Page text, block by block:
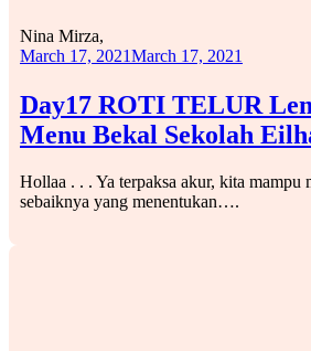
Day17 ROTI TELUR
Menu Bekal Sekolah
Nina Mirza,
March 17, 2021March 17, 2021
Hollaa . . . Ya terpaksa akur, kita mampu
sebaiknya yang menentukan….